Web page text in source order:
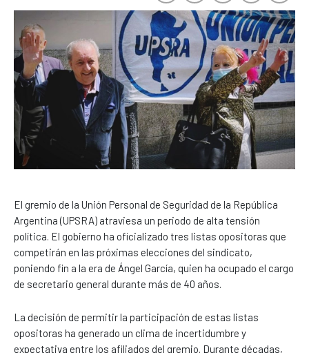
El gremio de la Unión Personal de Seguridad de la República
Argentina (UPSRA) atraviesa un periodo de alta tensión
política. El gobierno ha oficializado tres listas opositoras que
competirán en las próximas elecciones del sindicato,
poniendo fin a la era de Ángel García, quien ha ocupado el cargo
de secretario general durante más de 40 años.
La decisión de permitir la participación de estas listas
opositoras ha generado un clima de incertidumbre y
expectativa entre los afiliados del gremio. Durante décadas,